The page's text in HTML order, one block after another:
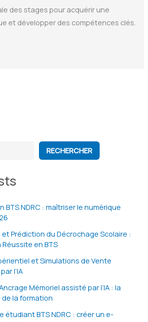
des stages pour acquérir une
et développer des compétences clés.
RECHERCHER
BTS NDRC : maîtriser le numérique
Prédiction du Décrochage Scolaire :
Réussite en BTS
et Simulations de Vente
l’IA
Mémoriel assisté par l’IA : la
la formation
étudiant BTS NDRC : créer un e-